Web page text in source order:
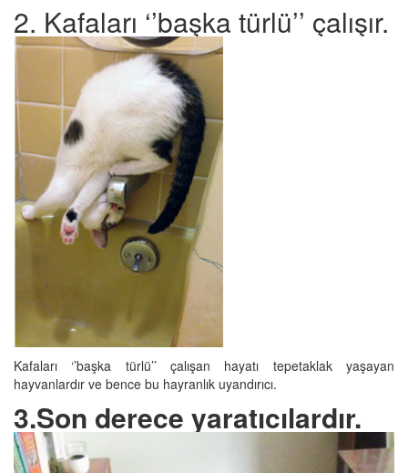
2. Kafaları ‘’başka türlü’’ çalışır.
Kafaları ‘’başka türlü’’ çalışan hayatı tepetaklak yaşayan
hayvanlardır ve bence bu hayranlık uyandırıcı.
3.Son derece yaratıcılardır.